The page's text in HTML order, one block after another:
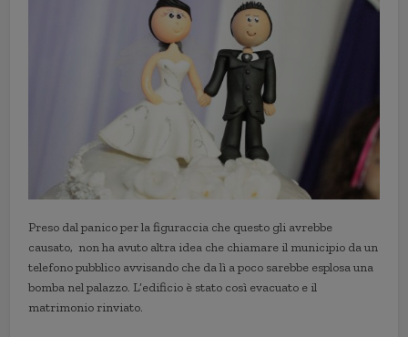
Preso dal panico per la figuraccia che questo gli avrebbe
causato, non ha avuto altra idea che chiamare il municipio da un
telefono pubblico avvisando che da lì a poco sarebbe esplosa una
bomba nel palazzo. L’edificio è stato così evacuato e il
matrimonio rinviato.